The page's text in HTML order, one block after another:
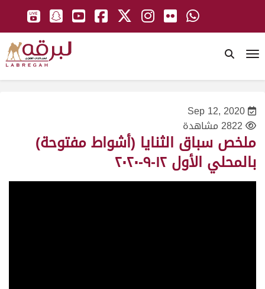
Sep 12, 2020
2822 مشاهدة
ملخص سباق الثنايا (أشواط مفتوحة)
بالمحلي الأول ١٢-٩-٢٠٢٠